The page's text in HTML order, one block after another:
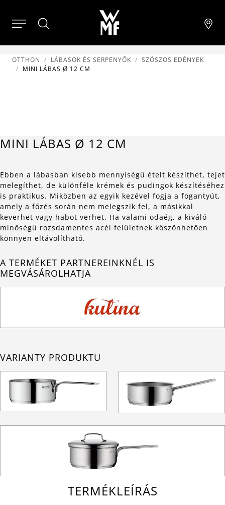
OTTHON LÁBASOK ÉS SERPENYŐK
SZÓSZOS EDÉNYEK
MINI LÁBAS Ø 12 CM
MINI LÁBAS Ø 12 CM
Ebben a lábasban kisebb mennyiségű ételt készíthet, tejet
melegíthet, de különféle krémek és pudingok készítéséhez
is praktikus. Miközben az egyik kezével fogja a fogantyút,
amely a főzés során nem melegszik fel, a másikkal
keverhet vagy habot verhet. Ha valami odaég, a kiváló
minőségű rozsdamentes acél felületnek köszönhetően
könnyen eltávolítható.
A TERMÉKET PARTNEREINKNÉL IS
MEGVÁSÁROLHATJA
VARIANTY PRODUKTU
TERMÉKLEÍRÁS